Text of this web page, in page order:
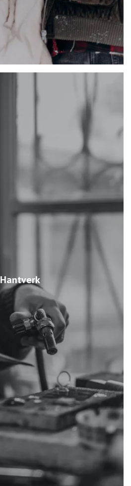
Hantverk